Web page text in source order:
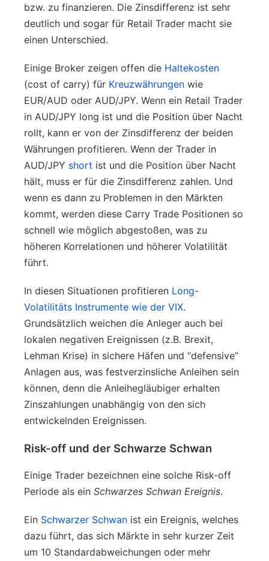
bzw. zu finanzieren. Die Zinsdifferenz ist sehr
deutlich und sogar für Retail Trader macht sie
einen Unterschied.
Einige Broker zeigen offen die Haltekosten
(cost of carry) für Kreuzwährungen wie
EUR/AUD oder AUD/JPY. Wenn ein Retail Trader
in AUD/JPY long ist und die Position über Nacht
rollt, kann er von der Zinsdifferenz der beiden
Währungen profitieren. Wenn der Trader in
AUD/JPY short ist und die Position über Nacht
hält, muss er für die Zinsdifferenz zahlen. Und
wenn es dann zu Problemen in den Märkten
kommt, werden diese Carry Trade Positionen so
schnell wie möglich abgestoßen, was zu
höheren Korrelationen und höherer Volatilität
führt.
In diesen Situationen profitieren Long-
Volatilitäts Instrumente wie der VIX.
Grundsätzlich weichen die Anleger auch bei
lokalen negativen Ereignissen (z.B. Brexit,
Lehman Krise) in sichere Häfen und “defensive”
Anlagen aus, was festverzinsliche Anleihen sein
können, denn die Anleihegläubiger erhalten
Zinszahlungen unabhängig von den sich
entwickelnden Ereignissen.
Risk-off und der Schwarze Schwan
Einige Trader bezeichnen eine solche Risk-off
Periode als ein Schwarzes Schwan Ereignis.
Ein Schwarzer Schwan ist ein Ereignis, welches
dazu führt, das sich Märkte in sehr kurzer Zeit
um 10 Standardabweichungen oder mehr